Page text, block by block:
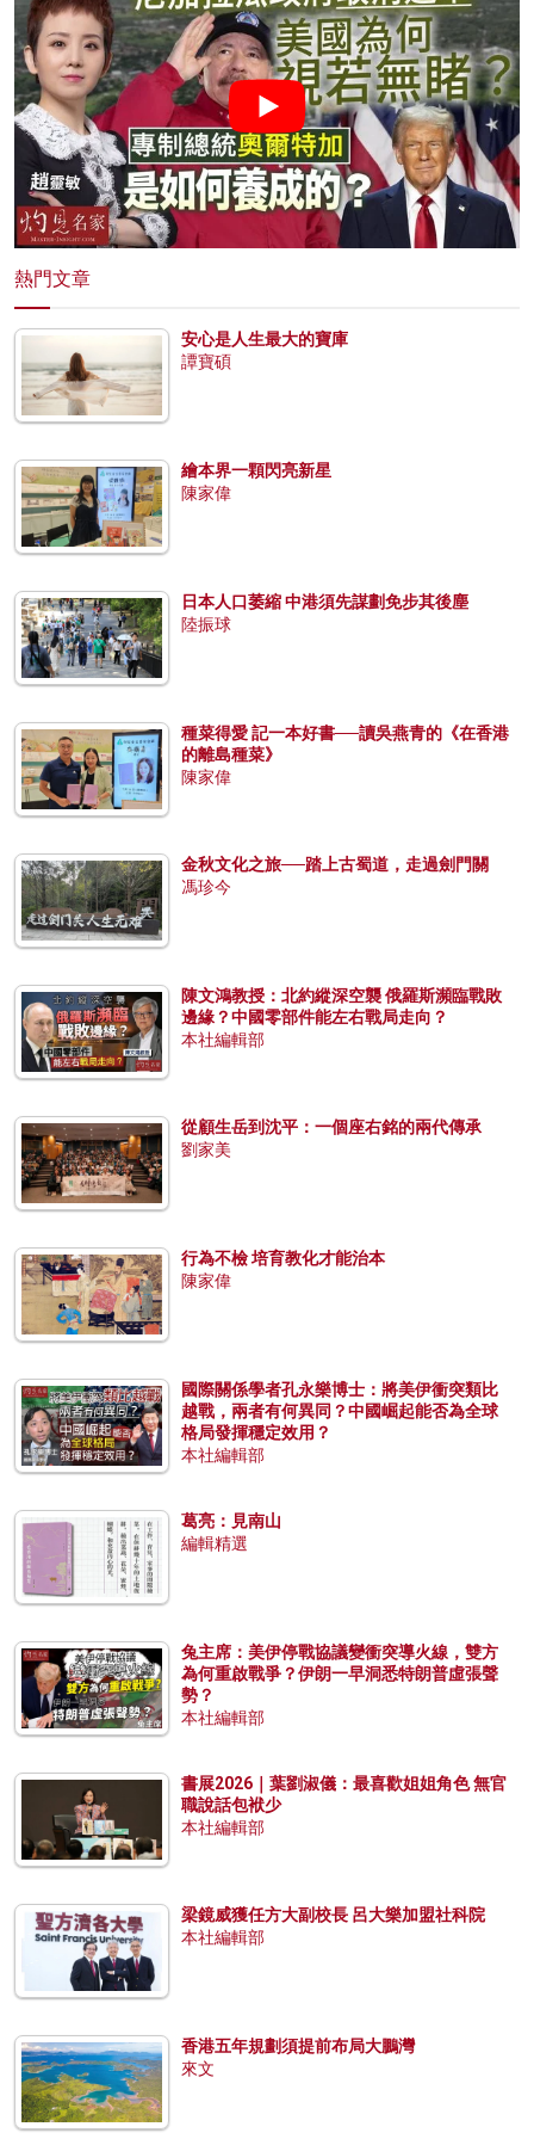
熱門文章
安心是人生最大的寶庫
譚寶碩
繪本界一顆閃亮新星
陳家偉
日本人口萎縮 中港須先謀劃免步其後塵
陸振球
種菜得愛 記一本好書──讀吳燕青的《在香港
的離島種菜》
陳家偉
金秋文化之旅──踏上古蜀道，走過劍門關
馮珍今
陳文鴻教授：北約縱深空襲 俄羅斯瀕臨戰敗
邊緣？中國零部件能左右戰局走向？
本社編輯部
從顧生岳到沈平：一個座右銘的兩代傳承
劉家美
行為不檢 培育教化才能治本
陳家偉
國際關係學者孔永樂博士：將美伊衝突類比
越戰，兩者有何異同？中國崛起能否為全球
格局發揮穩定效用？
本社編輯部
葛亮：見南山
編輯精選
兔主席：美伊停戰協議變衝突導火線，雙方
為何重啟戰爭？伊朗一早洞悉特朗普虛張聲
勢？
本社編輯部
書展2026｜葉劉淑儀：最喜歡姐姐角色 無官
職說話包袱少
本社編輯部
梁鏡威獲任方大副校長 呂大樂加盟社科院
本社編輯部
香港五年規劃須提前布局大鵬灣
來文